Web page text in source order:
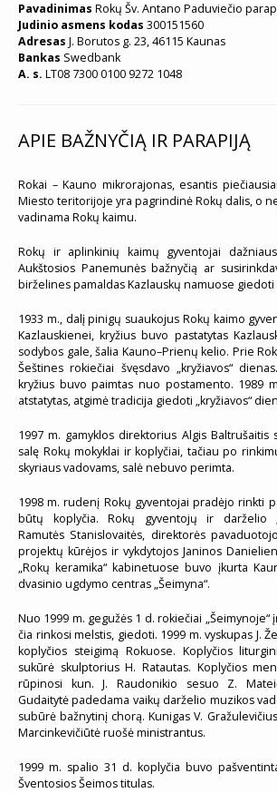
Pavadinimas Rokų Šv. Antano Paduviečio
Judinio asmens kodas 300151560
Adresas J. Borutos g. 23, 46115 Kaunas
Bankas Swedbank
A. s. LT08 7300 0100 9272 1048
APIE BAŽNYČIĄ IR PARAPIJĄ
Rokai – Kauno mikrorajonas, esantis
Miesto teritorijoje yra pagrindinė Rokų dalis, o
vadinama Rokų kaimu.
Rokų ir aplinkinių kaimų gyventojai
Aukštosios Panemunės bažnyčią ar
birželines pamaldas Kazlauskų namuose
1933 m., dalį pinigų suaukojus Rokų kaimo
Kazlauskienei, kryžius buvo pastatytas
sodybos gale, šalia Kauno–Prienų kelio. Prie
Šeštines rokiečiai švęsdavo „kryžiavos“
kryžius buvo paimtas nuo postamento. 1989
atstatytas, atgimė tradicija giedoti „kryžiavos“
1997 m. gamyklos direktorius Algis Baltrušaitis
salę Rokų mokyklai ir koplyčiai, tačiau po
skyriaus vadovams, salė nebuvo perimta.
1998 m. rudenį Rokų gyventojai pradėjo rinkti
būtų koplyčia. Rokų gyventojų ir darželio
Ramutės Stanislovaitės, direktorės
projektų kūrėjos ir vykdytojos Janinos
„Rokų keramika“ kabinetuose buvo įkurta
dvasinio ugdymo centras „Šeimyna“.
Nuo 1999 m. gegužės 1 d. rokiečiai
čia rinkosi melstis, giedoti. 1999 m. vyskupas J.
koplyčios steigimą Rokuose. Koplyčios
sukūrė skulptorius H. Ratautas. Koplyčios
rūpinosi kun. J. Raudonikio sesuo Z.
Gudaitytė padedama vaikų darželio muzikos
subūrė bažnytinį chorą. Kunigas V.
Marcinkevičiūtė ruošė ministrantus.
1999 m. spalio 31 d. koplyčia buvo
Šventosios Šeimos titulas.